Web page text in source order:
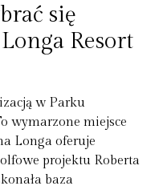
się
Resort
w Parku
wymarzone miejsce
Longa oferuje
projektu Roberta
baza